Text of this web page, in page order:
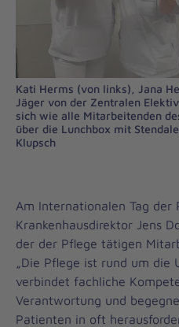
Kati Herms (von links), Jana
Jäger von der Zentralen
sich wie alle Mitarbeitenden
über die Lunchbox mit
Klupsch
Am Internationalen Tag der
Krankenhausdirektor Jens
der der Pflege tätigen
„Die Pflege ist rund um die
verbindet fachliche
Verantwortung und
Patienten in oft